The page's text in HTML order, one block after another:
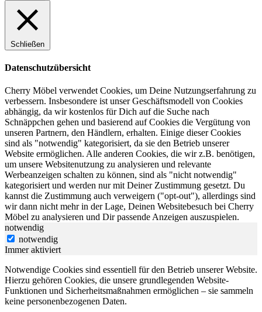
Schließen
Datenschutzübersicht
Cherry Möbel verwendet Cookies, um Deine Nutzungserfahrung zu
verbessern. Insbesondere ist unser Geschäftsmodell von Cookies
abhängig, da wir kostenlos für Dich auf die Suche nach
Schnäppchen gehen und basierend auf Cookies die Vergütung von
unseren Partnern, den Händlern, erhalten. Einige dieser Cookies
sind als "notwendig" kategorisiert, da sie den Betrieb unserer
Website ermöglichen. Alle anderen Cookies, die wir z.B. benötigen,
um unsere Websitenutzung zu analysieren und relevante
Werbeanzeigen schalten zu können, sind als "nicht notwendig"
kategorisiert und werden nur mit Deiner Zustimmung gesetzt. Du
kannst die Zustimmung auch verweigern ("opt-out"), allerdings sind
wir dann nicht mehr in der Lage, Deinen Websitebesuch bei Cherry
Möbel zu analysieren und Dir passende Anzeigen auszuspielen.
notwendig
notwendig
Immer aktiviert
Notwendige Cookies sind essentiell für den Betrieb unserer Website.
Hierzu gehören Cookies, die unsere grundlegenden Website-
Funktionen und Sicherheitsmaßnahmen ermöglichen – sie sammeln
keine personenbezogenen Daten.